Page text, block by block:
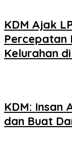
KDM Ajak
Percepatan
Kelurahan
KDM: Insan
dan Buat